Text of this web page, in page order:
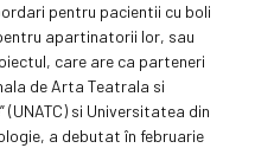
pentru pacientii cu boli
apartinatorii lor, sau
care are ca parteneri
de Arta Teatrala si
(UNATC) si Universitatea din
a debutat în februarie